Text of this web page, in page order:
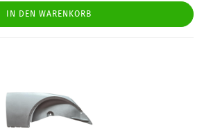
IN DEN WARENKORB